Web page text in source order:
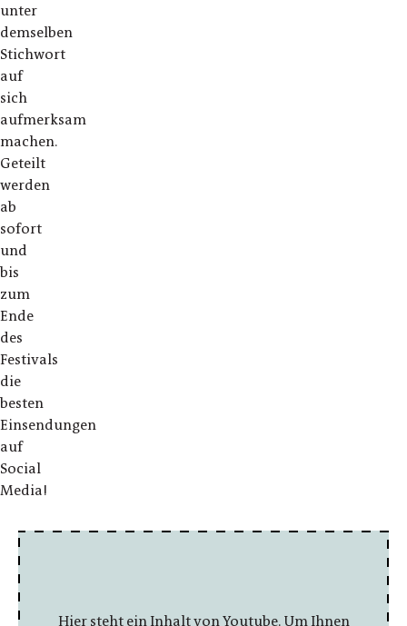
unter
demselben
Stichwort
auf
sich
aufmerksam
machen.
Geteilt
werden
ab
sofort
und
bis
zum
Ende
des
Festivals
die
besten
Einsendungen
auf
Social
Media!
Hier steht ein Inhalt von Youtube. Um Ihnen